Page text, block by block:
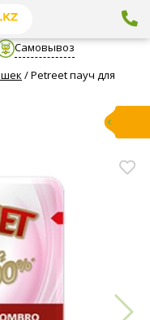
Самовывоз
/Petreet пауч для